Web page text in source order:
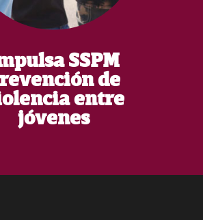
SSPM
de
entre
jóvenes